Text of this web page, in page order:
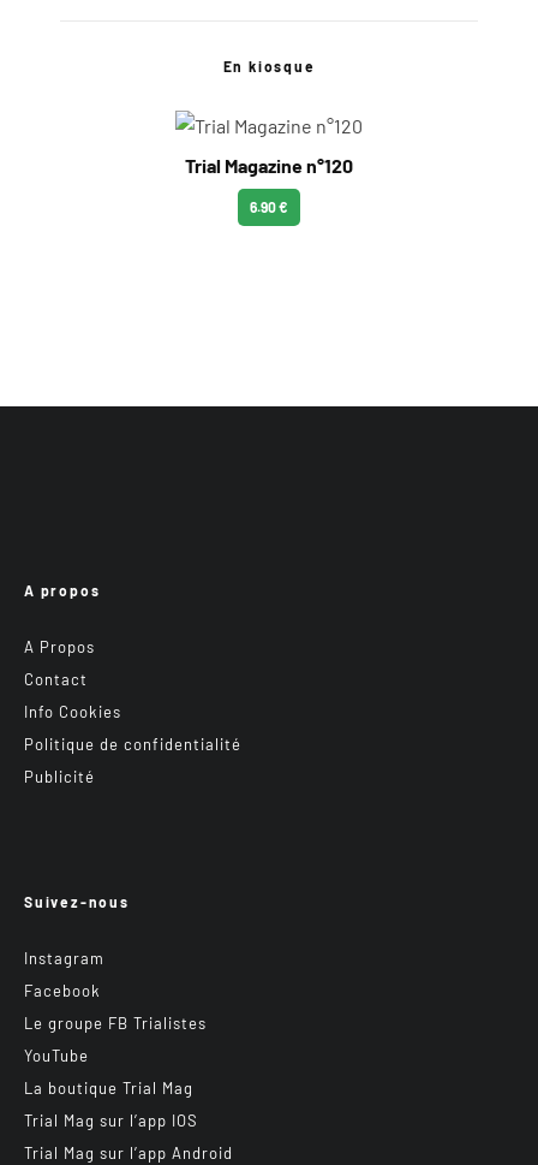
En kiosque
Trial Magazine n°120
6.90 €
A propos
A Propos
Contact
Info Cookies
Politique de confidentialité
Publicité
Suivez-nous
Instagram
Facebook
Le groupe FB Trialistes
YouTube
La boutique Trial Mag
Trial Mag sur l’app IOS
Trial Mag sur l’app Android